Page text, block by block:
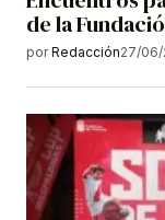
de la
por Redacción27/06/